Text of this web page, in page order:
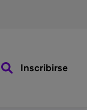
Inscribirse